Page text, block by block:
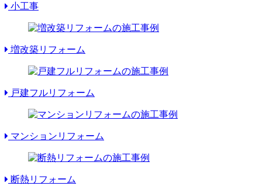
小工事
増改築リフォーム
戸建フルリフォーム
マンションリフォーム
断熱リフォーム